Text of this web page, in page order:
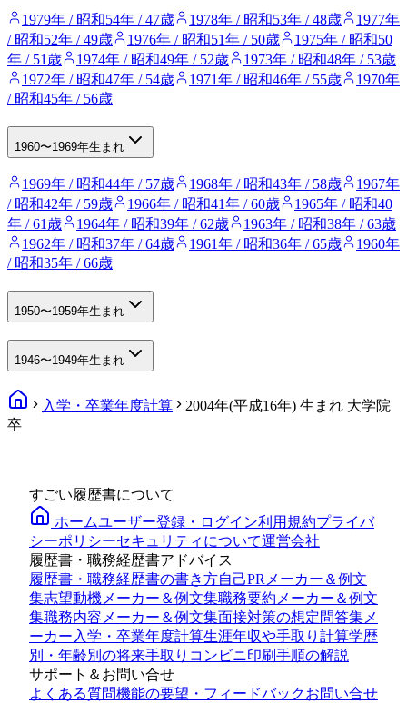
1979年 / 昭和54年 / 47歳 1978年 / 昭和53年 / 48歳
1977年
/ 昭和52年 / 49歳
1976年 / 昭和51年 / 50歳
1975年 / 昭和50
年 / 51歳
1974年 / 昭和49年 / 52歳
1973年 / 昭和48年 / 53歳
1972年 / 昭和47年 / 54歳
1971年 / 昭和46年 / 55歳
1970年
/ 昭和45年 / 56歳
1960〜1969年生まれ
1969年 / 昭和44年 / 57歳 1968年 / 昭和43年 / 58歳
1967年
/ 昭和42年 / 59歳
1966年 / 昭和41年 / 60歳
1965年 / 昭和40
年 / 61歳
1964年 / 昭和39年 / 62歳
1963年 / 昭和38年 / 63歳
1962年 / 昭和37年 / 64歳
1961年 / 昭和36年 / 65歳
1960年
/ 昭和35年 / 66歳
1950〜1959年生まれ
1946〜1949年生まれ
入学・卒業年度計算
2004年(平成16年) 生まれ 大学院
卒
すごい履歴書について
ホームユーザー登録・ログイン利用規約プライバ
シーポリシーセキュリティについて運営会社
履歴書・職務経歴書アドバイス
履歴書・職務経歴書の書き方自己PRメーカー＆例文
集志望動機メーカー＆例文集職務要約メーカー＆例文
集職務内容メーカー＆例文集面接対策の想定問答集メ
ーカー 入学・卒業年度計算生涯年収や手取り計算学歴
別・年齢別の将来手取り コンビニ印刷手順の解説
サポート＆お問い合せ
よくある質問機能の要望・フィードバックお問い合せ